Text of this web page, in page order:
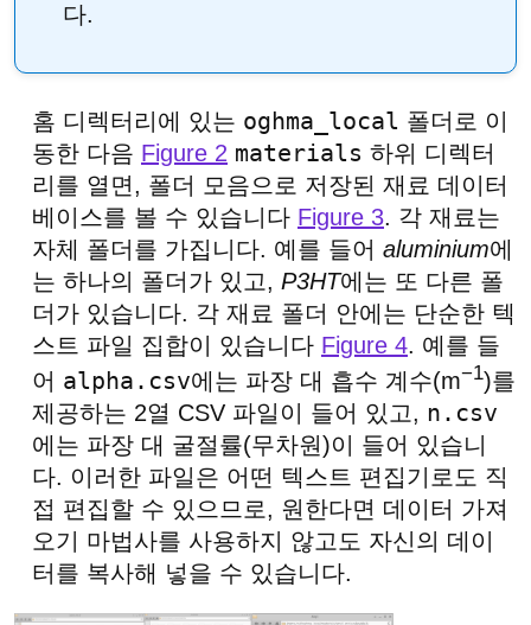
다.
홈 디렉터리에 있는 oghma_local 폴더로 이
동한 다음 Figure 2 materials 하위 디렉터
리를 열면, 폴더 모음으로 저장된 재료 데이터
베이스를 볼 수 있습니다 Figure 3. 각 재료는
자체 폴더를 가집니다. 예를 들어 aluminium에
는 하나의 폴더가 있고, P3HT에는 또 다른 폴
더가 있습니다. 각 재료 폴더 안에는 단순한 텍
스트 파일 집합이 있습니다 Figure 4. 예를 들
어 alpha.csv에는 파장 대 흡수 계수(m−1)를
제공하는 2열 CSV 파일이 들어 있고, n.csv
에는 파장 대 굴절률(무차원)이 들어 있습니
다. 이러한 파일은 어떤 텍스트 편집기로도 직
접 편집할 수 있으므로, 원한다면 데이터 가져
오기 마법사를 사용하지 않고도 자신의 데이
터를 복사해 넣을 수 있습니다.